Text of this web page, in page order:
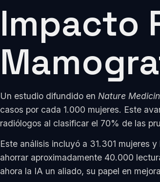
Impacto
Un estudio difundido en Nature
casos por cada 1.000 mujeres. Este
radiólogos al clasificar el 70% de las
Este análisis incluyó a 31.301 mujeres
ahorrar aproximadamente 40.000
ahora la IA un aliado, su papel en